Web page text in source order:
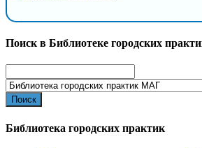
Поиск в Библиотеке городских
for:
Библиотека городских практик